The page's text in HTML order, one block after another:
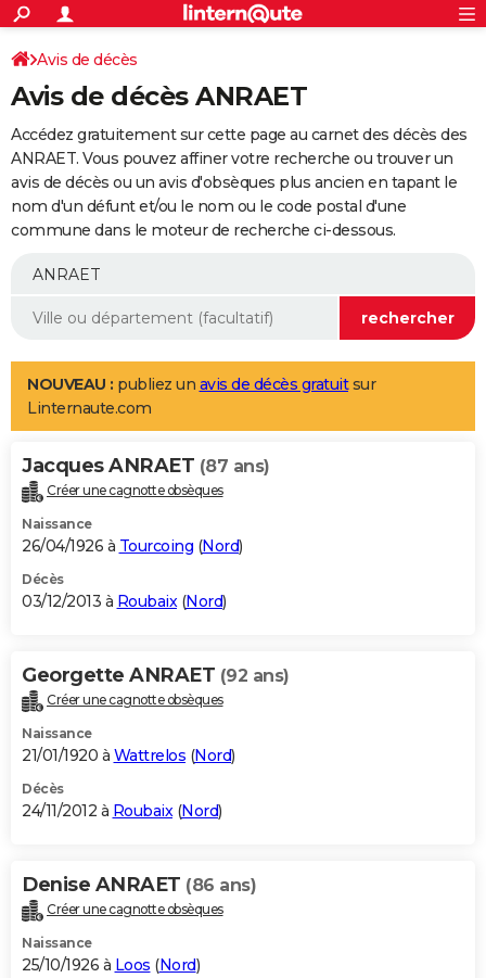
ACTUALITÉS
Politique
Société
Faits Divers
Education
Monde
Villes
+
SPORT
Coupe du monde 2026
Football
Tennis
Cyclisme
Rugby
Forum
Programme TV
TNT
Streaming
Cinéma
Sorties cinéma
Musique
+
FINANCE
Retraite
Epargne
Immobilier
Risques naturels par ville
Banque
Assurance
AUTO
Essais
Réserver un essai
Citadines
Berlines
SUV
Forum auto
+
Mobiles
Meilleur smartphone
Internet
Ordinateurs
Jeux vidéo
Guide high-tech
Aménagement intérieur
LIFESTYLE
Art de vivre
Bien-être
Loisirs
Mode
Modes de vie
Alimentation
Guide de la santé
Maladies
Médicaments
Sommeil
VOYAGE
Destinations
City break
Voyage nature
Voyage de noces
Forum
Climat
+PHOTO
GUIDES D'ACHAT
BONS PLANS
Carte de Noël
Carte Bonne année
Carte Saint-Valentin
Carte Pâques
Carte d'anniversaire
DICTIONNAIRE
Dictionnaire
Biographies
Citations
Expressions
Proverbes
PROGRAMME TV
S'inscrire
Se connecter
Lycées
Collèges
Primaires
Universités
Entreprises
Service militaire
Avis de recherche
AVIS DE DÉCÈS
Bricolage
Lifestyle
Culture
Sport
Auto
Television
Voyage
Cinema
Avis de décès
Avis de décès ANRAET
Accédez gratuitement sur cette page au carnet des décès des
ANRAET. Vous pouvez affiner votre recherche ou trouver un
avis de décès ou un avis d'obsèques plus ancien en tapant le
nom d'un défunt et/ou le nom ou le code postal d'une
commune dans le moteur de recherche ci-dessous.
NOUVEAU : publiez un avis de décès gratuitsur
Linternaute.com
Jacques ANRAET (87 ans)
Créer une cagnotte obsèques
Naissance
26/04/1926 à Tourcoing (Nord)
Décès
03/12/2013 à Roubaix(Nord)
Georgette ANRAET (92 ans)
Créer une cagnotte obsèques
Naissance
21/01/1920 à Wattrelos (Nord)
Décès
24/11/2012 à Roubaix(Nord)
Denise ANRAET (86 ans)
Créer une cagnotte obsèques
Naissance
25/10/1926 à Loos (Nord)